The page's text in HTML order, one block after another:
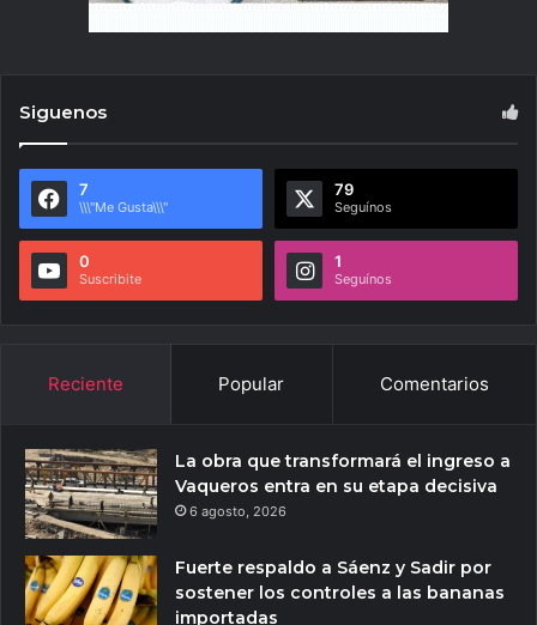
Siguenos
7
\\\"Me Gusta\\\"
79
Seguínos
0
Suscribite
1
Seguínos
Reciente Popular Comentarios
La obra que transformará el ingreso a
Vaqueros entra en su etapa decisiva
6 agosto, 2026
Fuerte respaldo a Sáenz y Sadir por
sostener los controles a las bananas
importadas